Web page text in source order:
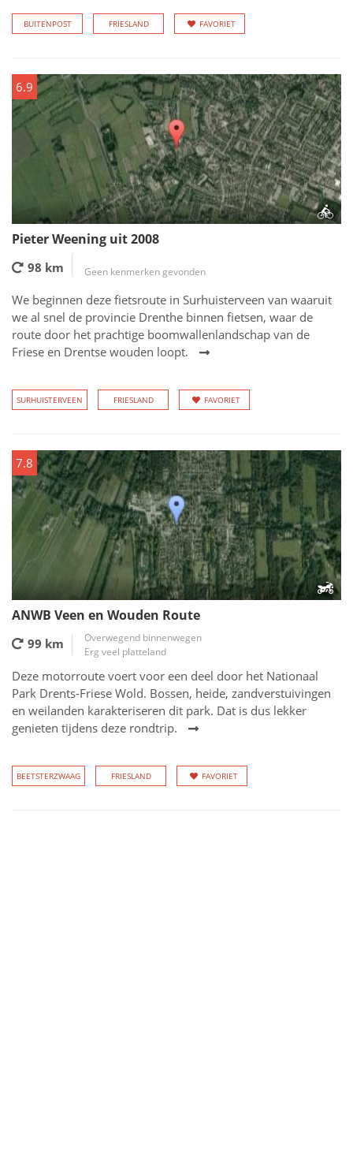
BUITENPOST FRIESLAND FAVORIET
6.9
Pieter Weening uit 2008
98 km Geen kenmerken gevonden
We beginnen deze fietsroute in Surhuisterveen van waaruit
we al snel de provincie Drenthe binnen fietsen, waar de
route door het prachtige boomwallenlandschap van de
Friese en Drentse wouden loopt.
SURHUISTERVEEN FRIESLAND FAVORIET
7.8
ANWB Veen en Wouden Route
99 km
Overwegend binnenwegen
Erg veel platteland
Deze motorroute voert voor een deel door het Nationaal
Park Drents-Friese Wold. Bossen, heide, zandverstuivingen
en weilanden karakteriseren dit park. Dat is dus lekker
genieten tijdens deze rondtrip.
BEETSTERZWAAG FRIESLAND FAVORIET